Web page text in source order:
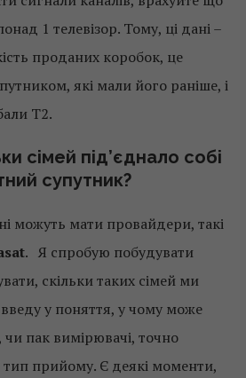
1 телевізор. Тому, ці дані –
проданих коробок, це
які мали його раніше, і
Т2.
сімей під’єднало собі
супутник?
можуть мати провайдери, такі
. Я спробую побудувати
скільки таких сімей ми
у поняття, у чому може
пак вимірювачі, точно
тип прийому. Є деякі моменти,